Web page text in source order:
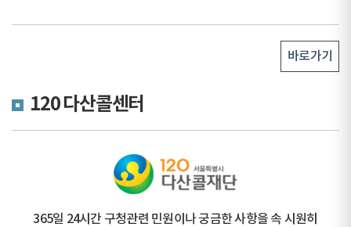
바로가기
120 다산콜센터
365일 24시간 구청관련 민원이나 궁금한 사항을 속 시원히